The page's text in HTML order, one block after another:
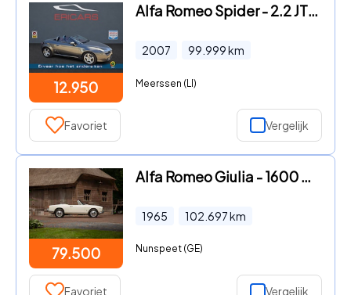
12.950
Alfa Romeo Spider - 2.2 JTS Exclusive NAVI TEL LEER WINDSCHOT 102000kM
2007 99.999km
Meerssen (LI)
Favoriet Vergelijk
79.500
Alfa Romeo Giulia - 1600 Spider | Origineel Nederlands
1965 102.697km
Nunspeet (GE)
Favoriet Vergelijk